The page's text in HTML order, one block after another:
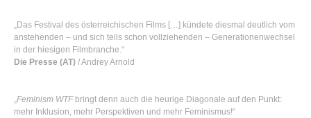
„Das Festival des österreichischen Films […] kündete diesmal deutlich vom
anstehenden – und sich teils schon vollziehenden – Generationenwechsel
in der hiesigen Filmbranche.“
Die Presse (AT) / Andrey Arnold
„Feminism WTFbringt denn auch die heurige Diagonale auf den Punkt:
mehr Inklusion, mehr Perspektiven und mehr Feminismus!“